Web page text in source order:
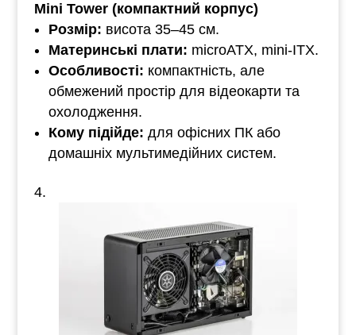
Mini Tower (компактний корпус)
Розмір: висота 35–45 см.
Материнські плати: microATX, mini-ITX.
Особливості: компактність, але
обмежений простір для відеокарти та
охолодження.
Кому підійде: для офісних ПК або
домашніх мультимедійних систем.